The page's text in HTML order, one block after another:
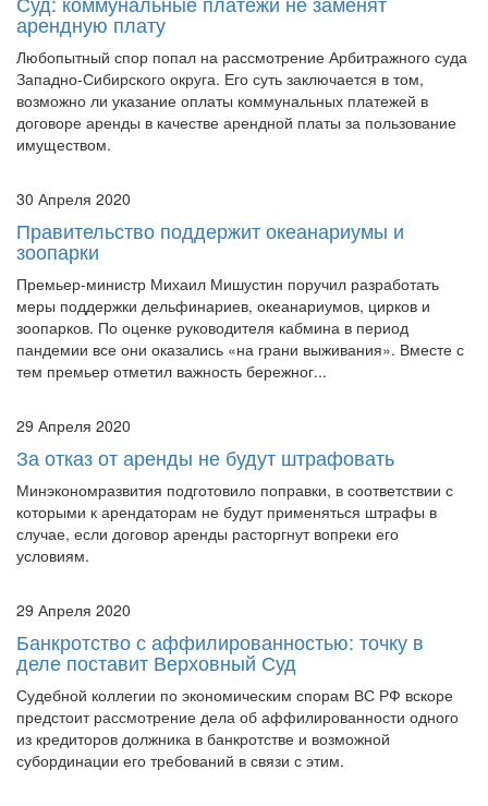
Любопытный спор попал на рассмотрение Арбитражного суда
Западно-Сибирского округа. Его суть заключается в том,
возможно ли указание оплаты коммунальных платежей в
договоре аренды в качестве арендной платы за пользование
имуществом.
30 Апреля 2020
зоопарки
Премьер-министр Михаил Мишустин поручил разработать
меры поддержки дельфинариев, океанариумов, цирков и
зоопарков. По оценке руководителя кабмина в период
пандемии все они оказались «на грани выживания». Вместе с
тем премьер отметил важность бережног...
29 Апреля 2020
которыми к арендаторам не будут применяться штрафы в
случае, если договор аренды расторгнут вопреки его
условиям.
29 Апреля 2020
деле поставит Верховный Суд
Судебной коллегии по экономическим спорам ВС РФ вскоре
предстоит рассмотрение дела об аффилированности одного
из кредиторов должника в банкротстве и возможной
субординации его требований в связи с этим.
28 Апреля 2020